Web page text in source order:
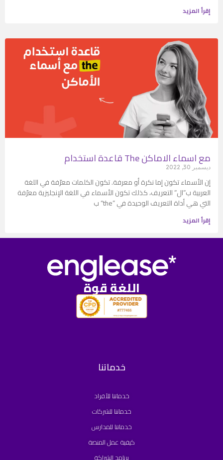
إقرأ المزيد
قاعدة استخدام The مع اسماء الاماكن
ديسمبر 30, 2022
إن الأسماء تكون إما نكرة أو معرفة. تكون الكلمات معرّفة في اللغة
العربية ب”ال” التعريف، كذلك تكون الأسماء في اللغة الإنجليزية معرّفة
ب “the” التي هي أداة التعريف الوحيدة في
إقرأ المزيد
خدماتنا
خدماتنا للأفراد
خدماتنا للشركات
خدماتنا للمدارس
كيفية عمل المنصة
برنامج الشراكة
اللغة قوة